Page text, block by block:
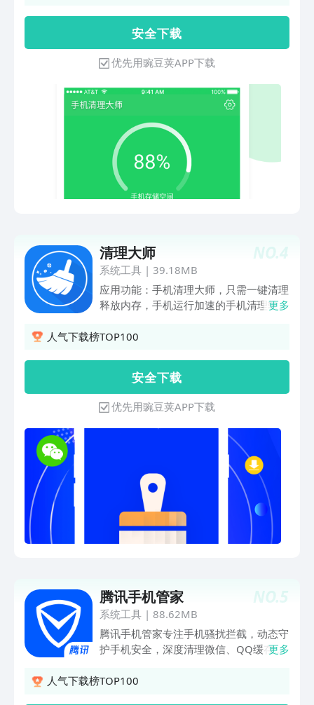
管家。【垃圾清理】智能清理引擎，极速
清理垃圾文件。【一键加速】一键解决手
机运行卡顿问题，运行更流畅。【专清】
深度清理运行中的视频、图片、文件【广
告扫描】清理手机中的广告软件，手机更
干净。【软件管理】卸载无用的预装软
安 全 下 载
优先用豌豆荚APP下载
NO.4
清理大师
系统工具| 39.18MB
应用功能：手机清理大师，只需一键清理
释放内存，手机运行加速的手机清理软
储空间 ，让手机更轻松，拒绝卡慢，从
清】智能清理短视频以及自由管理手机已
保存视频【通知栏收纳】自动拦截无用的
垃圾信息，屏蔽烦人的广告【专清】聊天
时产生的图片、视频、语音、深度清理
更多
人气下载榜TOP100
安 全 下 载
优先用豌豆荚APP下载
NO.5
腾讯手机管家
系统工具| 88.62MB
腾讯手机管家专注手机骚扰拦截，动态守
护手机安全，深度清理微信、QQ缓存，
务---【骚扰拦截】智能拦截骚扰电话，过
更多
人气下载榜TOP100